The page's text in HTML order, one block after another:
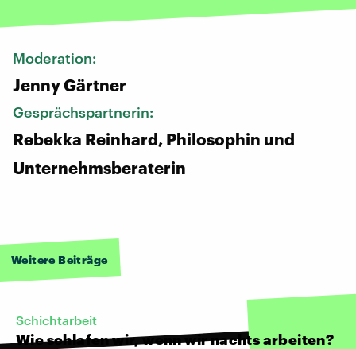
Moderation:
Jenny Gärtner
Gesprächspartnerin:
Rebekka Reinhard, Philosophin und
Unternehmsberaterin
Weitere Beiträge
Schichtarbeit
Wie schlafen wir, wenn wir nachts arbeiten?